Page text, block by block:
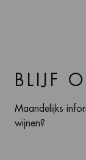
BLIJF
Maandelijks
wijnen?